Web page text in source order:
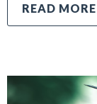
READ MORE